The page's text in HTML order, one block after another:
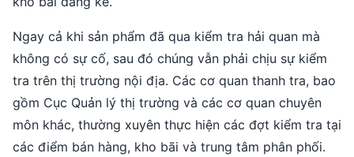
Ngay cả khi sản phẩm đã qua kiểm tra hải quan mà
không có sự cố, sau đó chúng vẫn phải chịu sự kiểm
tra trên thị trường nội địa. Các cơ quan thanh tra, bao
gồm Cục Quản lý thị trường và các cơ quan chuyên
môn khác, thường xuyên thực hiện các đợt kiểm tra tại
các điểm bán hàng, kho bãi và trung tâm phân phối.